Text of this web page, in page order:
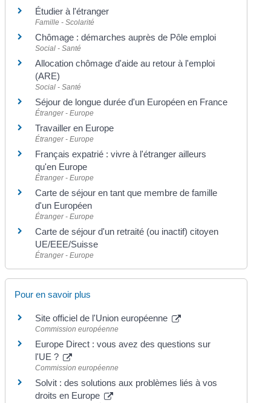
Étudier à l'étranger
Famille - Scolarité
Chômage : démarches auprès de Pôle emploi
Social - Santé
Allocation chômage d'aide au retour à l'emploi
(ARE)
Social - Santé
Séjour de longue durée d'un Européen en France
Étranger - Europe
Travailler en Europe
Étranger - Europe
Français expatrié : vivre à l'étranger ailleurs
qu'en Europe
Étranger - Europe
Carte de séjour en tant que membre de famille
d'un Européen
Étranger - Europe
Carte de séjour d'un retraité (ou inactif) citoyen
UE/EEE/Suisse
Étranger - Europe
Pour en savoir plus
Site officiel de l'Union européenne
Commission européenne
Europe Direct : vous avez des questions sur
l'UE ?
Commission européenne
Solvit : des solutions aux problèmes liés à vos
droits en Europe